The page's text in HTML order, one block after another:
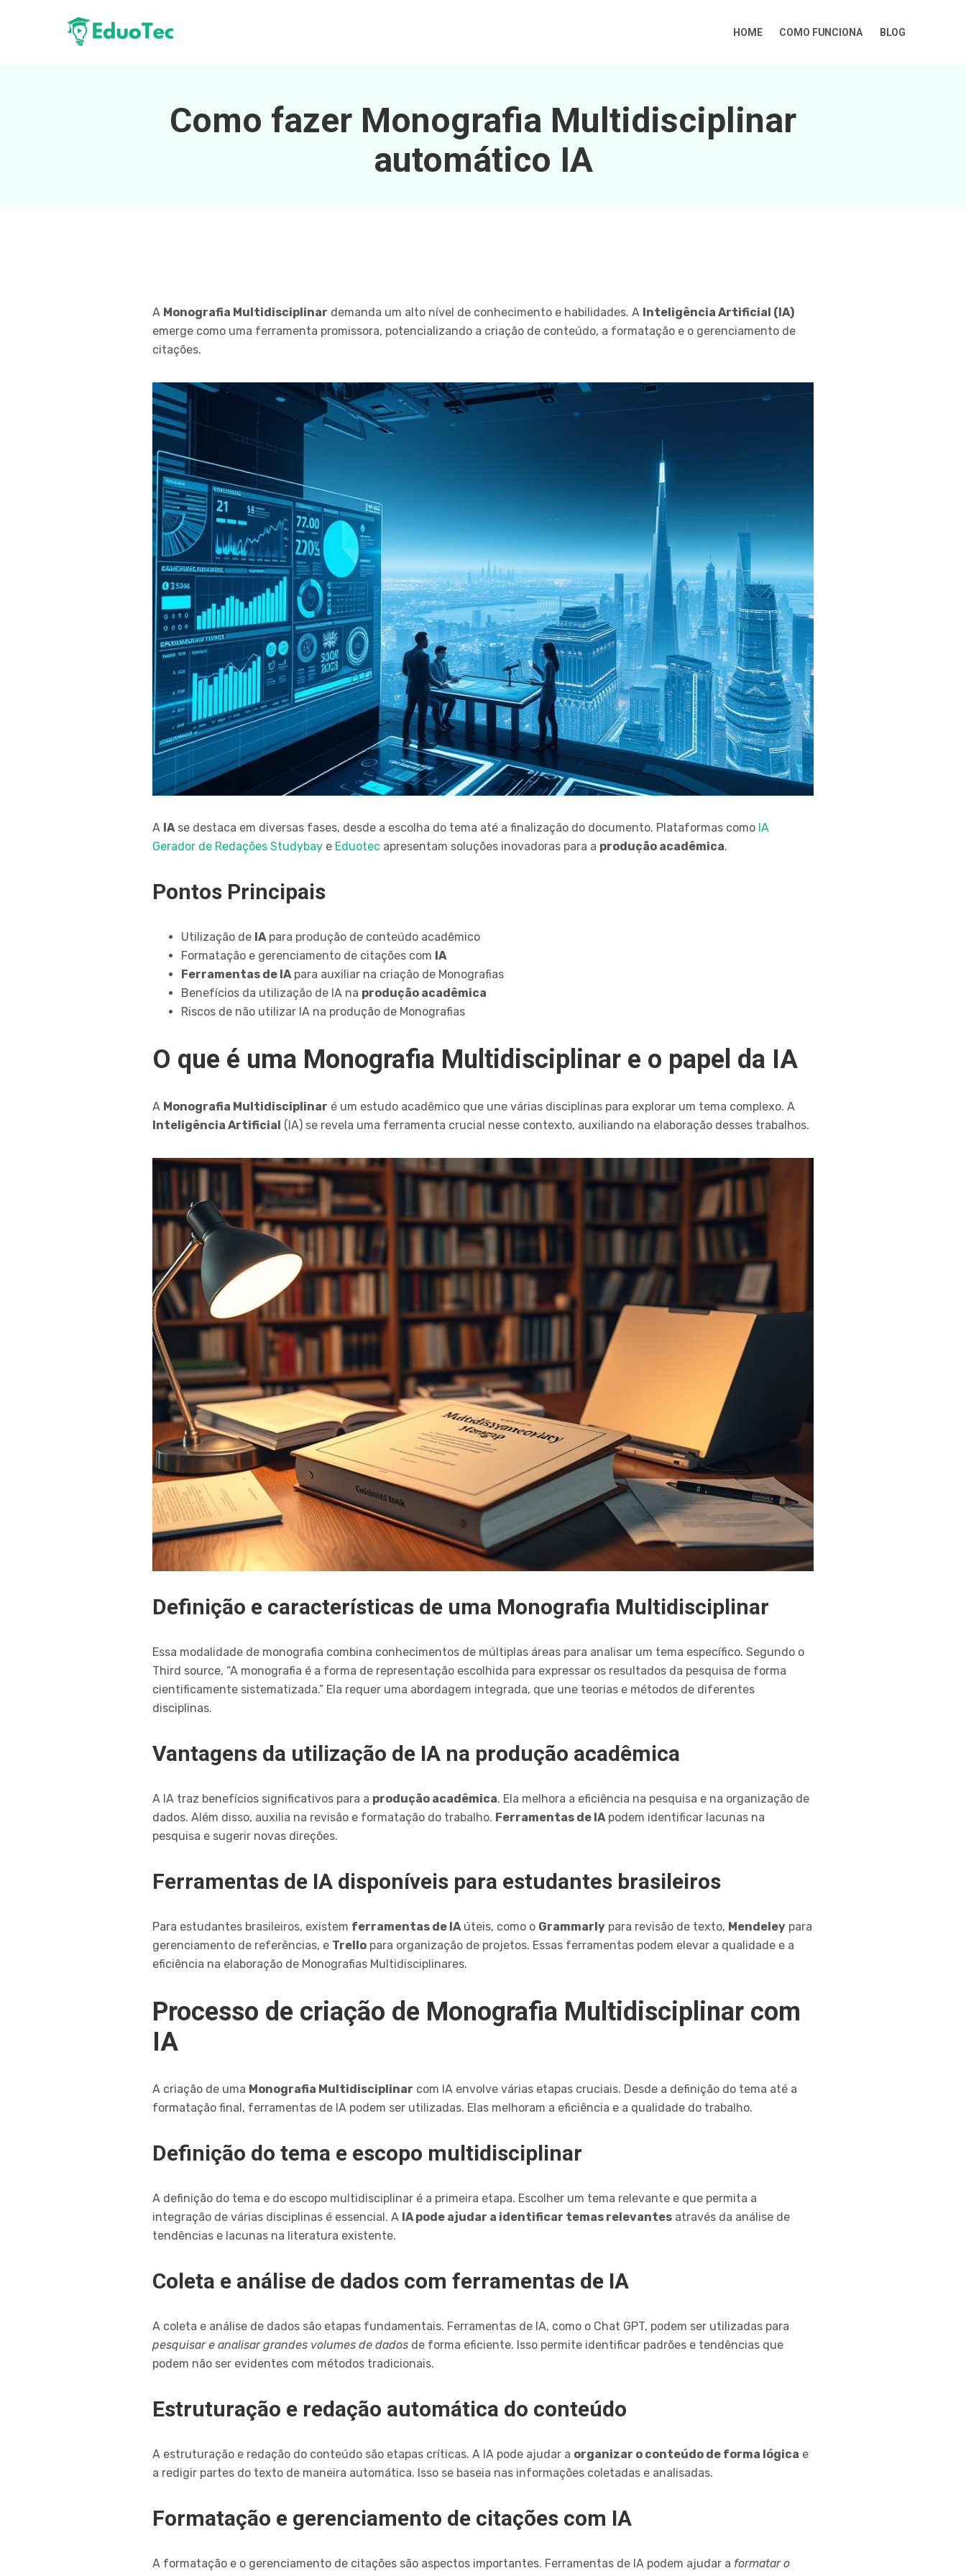
HOME COMO FUNCIONA BLOG
Como fazer Monografia Multidisciplinar
automático IA
A Monografia Multidisciplinar demanda um alto nível de conhecimento e habilidades. A Inteligência Artificial (IA)
emerge como uma ferramenta promissora, potencializando a criação de conteúdo, a formatação e o gerenciamento de
citações.
A IAse destaca em diversas fases, desde a escolha do tema até a finalização do documento. Plataformas como IA
Gerador de Redações Studybay e Eduotec apresentam soluções inovadoras para a produção acadêmica.
Pontos Principais
Utilização de IApara produção de conteúdo acadêmico
Formatação e gerenciamento de citações com IA
Ferramentas de IApara auxiliar na criação de Monografias
Benefícios da utilização de IA na produção acadêmica
Riscos de não utilizar IA na produção de Monografias
O que é uma Monografia Multidisciplinar e o papel da IA
A Monografia Multidisciplinar é um estudo acadêmico que une várias disciplinas para explorar um tema complexo. A
Inteligência Artificial (IA) se revela uma ferramenta crucial nesse contexto, auxiliando na elaboração desses trabalhos.
Definição e características de uma Monografia Multidisciplinar
Essa modalidade de monografia combina conhecimentos de múltiplas áreas para analisar um tema específico. Segundo o
Third source, “A monografia é a forma de representação escolhida para expressar os resultados da pesquisa de forma
cientificamente sistematizada.” Ela requer uma abordagem integrada, que une teorias e métodos de diferentes
disciplinas.
Vantagens da utilização de IA na produção acadêmica
A IA traz benefícios significativos para a produção acadêmica. Ela melhora a eficiência na pesquisa e na organização de
dados. Além disso, auxilia na revisão e formatação do trabalho. Ferramentas de IApodem identificar lacunas na
pesquisa e sugerir novas direções.
Ferramentas de IA disponíveis para estudantes brasileiros
Para estudantes brasileiros, existem ferramentas de IAúteis, como o Grammarly para revisão de texto, Mendeley para
gerenciamento de referências, e Trello para organização de projetos. Essas ferramentas podem elevar a qualidade e a
eficiência na elaboração de Monografias Multidisciplinares.
Processo de criação de Monografia Multidisciplinar com
IA
A criação de uma Monografia Multidisciplinar com IA envolve várias etapas cruciais. Desde a definição do tema até a
formatação final, ferramentas de IA podem ser utilizadas. Elas melhoram a eficiência e a qualidade do trabalho.
Definição do tema e escopo multidisciplinar
A definição do tema e do escopo multidisciplinar é a primeira etapa. Escolher um tema relevante e que permita a
integração de várias disciplinas é essencial. A IA pode ajudar a identificar temas relevantes através da análise de
tendências e lacunas na literatura existente.
Coleta e análise de dados com ferramentas de IA
A coleta e análise de dados são etapas fundamentais. Ferramentas de IA, como o Chat GPT, podem ser utilizadas para
pesquisar e analisar grandes volumes de dados de forma eficiente. Isso permite identificar padrões e tendências que
podem não ser evidentes com métodos tradicionais.
Estruturação e redação automática do conteúdo
A estruturação e redação do conteúdo são etapas críticas. A IA pode ajudar a organizar o conteúdo de forma lógica e
a redigir partes do texto de maneira automática. Isso se baseia nas informações coletadas e analisadas.
Formatação e gerenciamento de citações com IA
A formatação e o gerenciamento de citações são aspectos importantes. Ferramentas de IA podem ajudar a formatar o